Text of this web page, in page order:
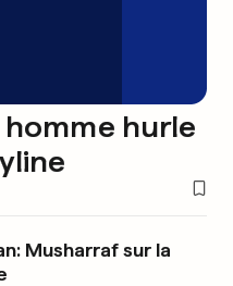
hurle
Musharraf sur la